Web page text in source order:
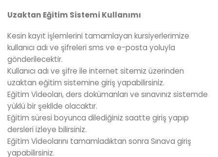
Uzaktan Eğitim Sistemi Kullanımı
Kesin kayıt işlemlerini tamamlayan kursiyerlerimize
kullanıcı adı ve şifreleri sms ve e-posta yoluyla
gönderilecektir.
Kullanıcı adı ve şifre ile internet sitemiz üzerinden
uzaktan eğitim sistemine giriş yapabilirsiniz.
Eğitim Videoları, ders dokümanları ve sınavınız sistemde
yüklü bir şekilde olacaktır.
Eğitim süresi boyunca dilediğiniz saatte giriş yapıp
dersleri izleye bilirsiniz.
Eğitim Videolarını tamamladıktan sonra Sınava giriş
yapabilirsiniz.